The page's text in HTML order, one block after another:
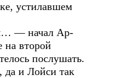
устилавшем
— начал Ар-
на второй
послушать.
да и Лойси так